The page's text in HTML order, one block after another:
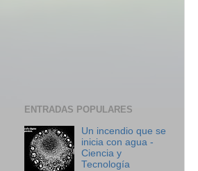
ENTRADAS POPULARES
Un incendio que se
inicia con agua -
Ciencia y
Tecnología